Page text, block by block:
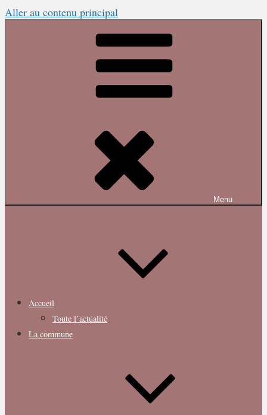
Aller au contenu principal
Menu
Accueil
Toute l’actualité
La commune